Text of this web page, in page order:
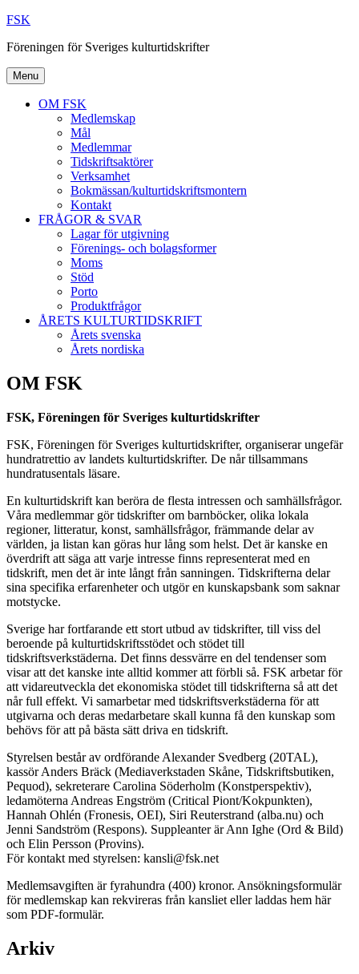
Skip
content
FSK
Föreningen för Sveriges kulturtidskrifter
Menu
OM FSK
Medlemskap
Mål
Medlemmar
Tidskriftsaktörer
Verksamhet
Bokmässan/kulturtidskriftsmontern
Kontakt
FRÅGOR & SVAR
Lagar för utgivning
Förenings- och bolagsformer
Moms
Stöd
Porto
Produktfrågor
ÅRETS KULTURTIDSKRIFT
Årets svenska
Årets nordiska
OM FSK
FSK, Föreningen för Sveriges kulturtidskrifter
FSK, Föreningen för Sveriges kulturtidskrifter, organiserar ungefär
hundratrettio av landets kulturtidskrifter. De når tillsammans
hundratusentals läsare.
En kulturtidskrift kan beröra de flesta intressen och samhällsfrågor.
Våra medlemmar gör tidskrifter om barnböcker, olika lokala
regioner, litteratur, konst, samhällsfrågor, främmande delar av
världen, ja listan kan göras hur lång som helst. Det är kanske en
överdrift att säga att varje intresse finns representerat med en
tidskrift, men det är inte långt från sanningen. Tidskrifterna delar
sina specifika erfarenheter och utgör en kunskapsbank som saknar
motstycke.
Sverige har fortfarande ett stort utbud av tidskrifter, till viss del
beroende på kulturtidskriftsstödet och stödet till
tidskriftsverkstäderna. Det finns dessvärre en del tendenser som
visar att det kanske inte alltid kommer att förbli så. FSK arbetar för
att vidareutveckla det ekonomiska stödet till tidskrifterna så att det
når full effekt. Vi samarbetar med tidskriftsverkstäderna för att
utgivarna och deras medarbetare skall kunna få den kunskap som
behövs för att på bästa sätt driva en tidskrift.
Styrelsen består av ordförande Alexander Svedberg (20TAL),
kassör Anders Bräck (Mediaverkstaden Skåne, Tidskriftsbutiken,
Pequod), sekreterare Carolina Söderholm (Konstperspektiv),
ledamöterna Andreas Engström (Critical Piont/Kokpunkten),
Hannah Ohlén (Fronesis, OEI), Siri Reuterstrand (alba.nu) och
Jenni Sandström (Respons). Suppleanter är Ann Ighe (Ord & Bild)
och Elin Persson (Provins).
För kontakt med styrelsen: kansli@fsk.net
Medlemsavgiften är fyrahundra (400) kronor. Ansökningsformulär
för medlemskap kan rekvireras från kansliet eller laddas hem här
som PDF-formulär.
Arkiv